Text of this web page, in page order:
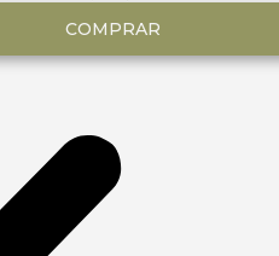
COMPRAR